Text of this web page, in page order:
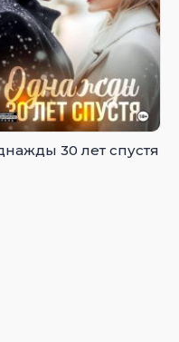
30 лет спустя